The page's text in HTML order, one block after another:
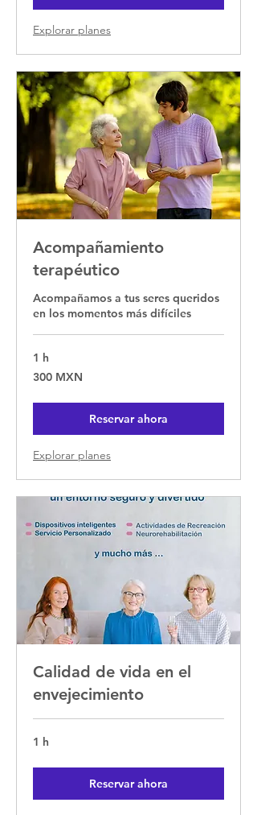
Explorar planes
Acompañamiento
terapéutico
Acompañamos a tus seres queridos
en los momentos más difíciles
1 h
300
pesos
300 MXN
Reservar ahora
Explorar planes
Calidad de vida en el
envejecimiento
1 h
Reservar ahora